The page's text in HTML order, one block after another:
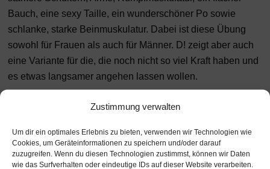
Zustimmung verwalten
Um dir ein optimales Erlebnis zu bieten, verwenden wir Technologien wie
Cookies, um Geräteinformationen zu speichern und/oder darauf
zuzugreifen. Wenn du diesen Technologien zustimmst, können wir Daten
wie das Surfverhalten oder eindeutige IDs auf dieser Website verarbeiten.
Bauch, eine sexy Taille, ein wunderschöner Po sowie
schlanke, starke Beinmuskulatur. Dabei ist diese Übung
sowohl für Frauen als auch für Männer. D! zeigt aber auch
eine Variante für die, die noch nicht so viel Kraft haben und
es etwas langsamer angehen lassen wollen.